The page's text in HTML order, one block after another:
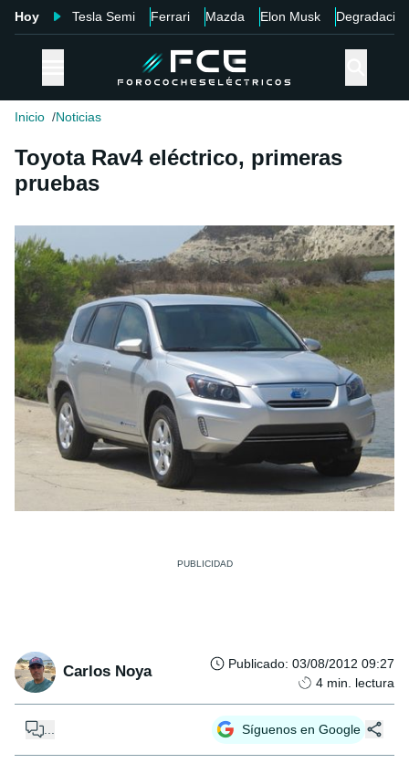
Hoy Tesla Semi Ferrari Mazda Elon Musk Degradación
Inicio Noticias
Toyota Rav4 eléctrico, primeras
pruebas
Carlos Noya Publicado: 03/08/2012 09:27
4 min. lectura
Síguenos en Google